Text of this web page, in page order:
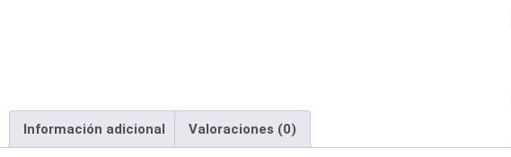
Información adicional
Valoraciones (0)